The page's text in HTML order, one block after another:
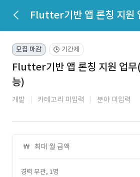
모집 마감 🕒 기간제
Flutter기반 앱 론칭 지원 업무
능)
개발 카테고리 미입력 분야 미입력
최대 월 금액
경력 무관, 1명